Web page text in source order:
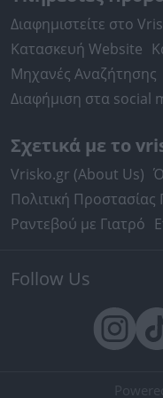
Διαφημιστείτε στο
Κατασκευή Website
Μηχανές Αναζήτησης
Διαφήμιση στα social
Σχετικά με το
Vrisko.gr (About Us)
Πολιτική
Ραντεβού με Γιατρό
Follow Us